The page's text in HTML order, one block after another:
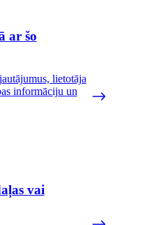
ar šo
lietotāja
informāciju un
vai